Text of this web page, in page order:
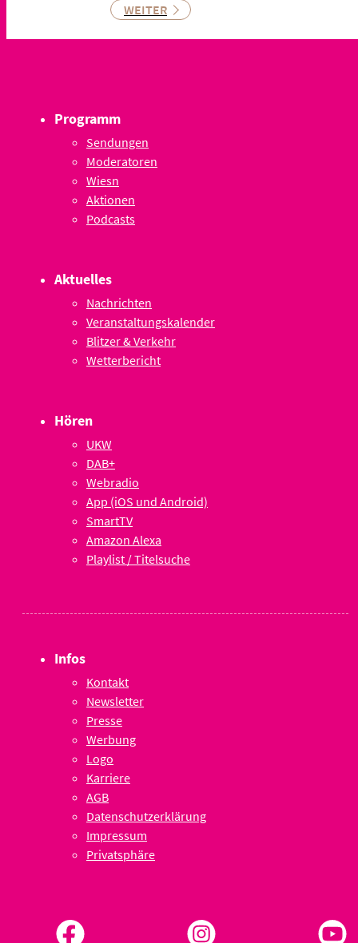
WEITER
Programm
Sendungen
Moderatoren
Wiesn
Aktionen
Podcasts
Aktuelles
Nachrichten
Veranstaltungskalender
Blitzer & Verkehr
Wetterbericht
Hören
UKW
DAB+
Webradio
App (iOS und Android)
SmartTV
Amazon Alexa
Playlist / Titelsuche
Infos
Kontakt
Newsletter
Presse
Werbung
Logo
Karriere
AGB
Datenschutzerklärung
Impressum
Privatsphäre